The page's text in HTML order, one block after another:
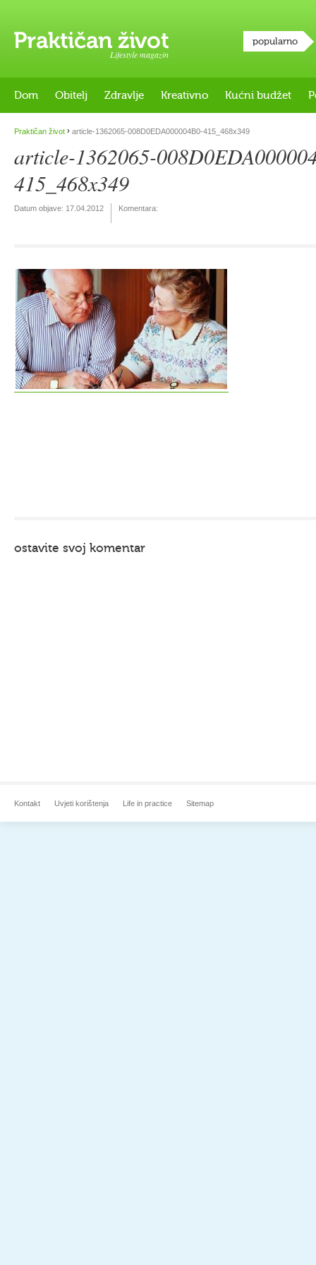
Lifestyle magazin
popularno
Dom Obitelj Zdravlje Kreativno Kućni budžet
Praktičan život › article-1362065-008D0EDA000004B0-415_468x349
article-1362065-
415_468x349
Datum objave: 17.04.2012 Komentara:
ostavite svoj komentar
Kontakt Uvjeti korištenja Life in practice Sitemap